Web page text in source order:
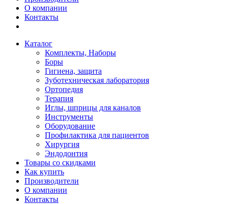
О компании
Контакты
Каталог
Комплекты, Наборы
Боры
Гигиена, защита
Зуботехническая лаборатория
Ортопедия
Терапия
Иглы, шприцы для каналов
Инструменты
Оборудование
Профилактика для пациентов
Хирургия
Эндодонтия
Товары со скидками
Как купить
Производители
О компании
Контакты